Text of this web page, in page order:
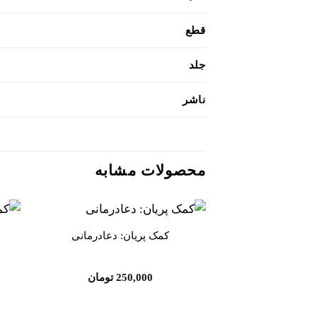
قطع
جلد
ناشر
محصولات مشابه
کمک پریان: دعادرمانی
250,000 تومان